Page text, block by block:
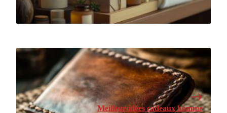
Meilleur idées cadeaux homme